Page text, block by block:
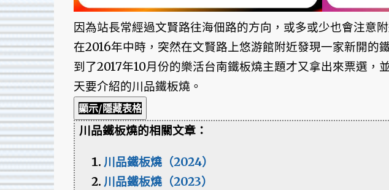
因為站長常經過文賢路往海佃路的方向，或多或少也會注意
在2016年中時，突然在文賢路上悠游館附近發現一家新開的
到了2017年10月份的樂活台南鐵板燒主題才又拿出來票選，
天要介紹的川品鐵板燒。
顯示/隱藏表格
川品鐵板燒的相關文章：
川品鐵板燒（2024）
川品鐵板燒（2023）